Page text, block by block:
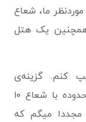
ما، شعاع
همچنین یک هتل
کنم. گزینه‌ی
هدفگذاری رو انتخاب کنم و حالا یک محدوده‌ با شعاع ۱۰
مجددا میگم که